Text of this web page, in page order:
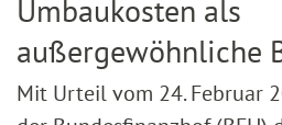
Umbaukosten als
außergewöhnliche
Mit Urteil vom 24. Februar